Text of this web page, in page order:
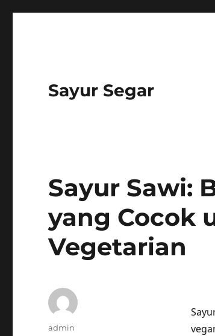
Sayur Segar
Sayur Sawi:
yang Cocok
Vegetarian
Author
admin